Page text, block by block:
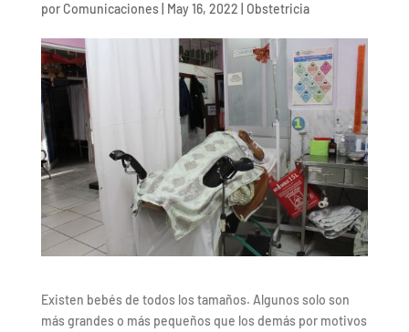
por Comunicaciones| May 16, 2022 Obstetricia
Existen bebés de todos los tamaños. Algunos solo son
más grandes o más pequeños que los demás por motivos